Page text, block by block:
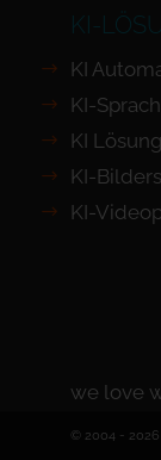
KI-
KI
KI-
KI
KI-
KI-
we love
© 2004 -